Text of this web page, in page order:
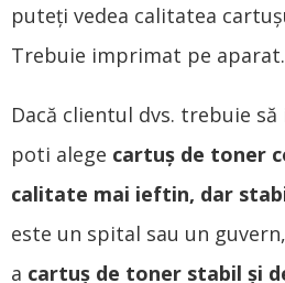
puteți vedea calitatea
Trebuie imprimat pe aparat.
Dacă clientul dvs. trebuie
poti alege cartuș de toner
calitate mai ieftin, dar
este un spital sau un
a cartuş de toner stabil şi